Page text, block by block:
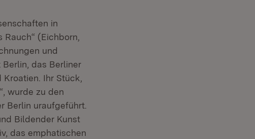
in
(Eichborn,
und
das Berliner
Ihr Stück,
wurde zu den
Berlin uraufgeführt.
Bildender Kunst
das emphatischen